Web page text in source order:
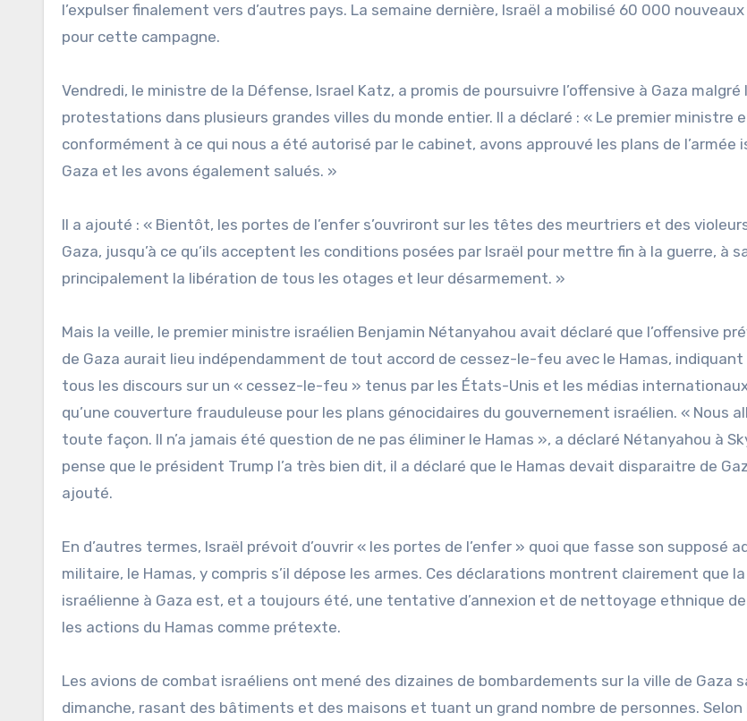
l’expulser finalement vers d’autres pays. La semaine dernière, Israël a mobilisé 60 000
pour cette campagne.
Vendredi, le ministre de la Défense, Israel Katz, a promis de poursuivre l’offensive à Gaza malgré
protestations dans plusieurs grandes villes du monde entier. Il a déclaré : « Le premier ministre
conformément à ce qui nous a été autorisé par le cabinet, avons approuvé les plans de l’armée
Gaza et les avons également salués. »
Il a ajouté : « Bientôt, les portes de l’enfer s’ouvriront sur les têtes des meurtriers et des
Gaza, jusqu’à ce qu’ils acceptent les conditions posées par Israël pour mettre fin à la guerre, à
principalement la libération de tous les otages et leur désarmement. »
Mais la veille, le premier ministre israélien Benjamin Nétanyahou avait déclaré que l’offensive
de Gaza aurait lieu indépendamment de tout accord de cessez-le-feu avec le Hamas,
tous les discours sur un « cessez-le-feu » tenus par les États-Unis et les médias
qu’une couverture frauduleuse pour les plans génocidaires du gouvernement israélien. « Nous
toute façon. Il n’a jamais été question de ne pas éliminer le Hamas », a déclaré Nétanyahou à
pense que le président Trump l’a très bien dit, il a déclaré que le Hamas devait disparaitre de
ajouté.
En d’autres termes, Israël prévoit d’ouvrir « les portes de l’enfer » quoi que fasse son supposé
militaire, le Hamas, y compris s’il dépose les armes. Ces déclarations montrent clairement que
israélienne à Gaza est, et a toujours été, une tentative d’annexion et de nettoyage ethnique
les actions du Hamas comme prétexte.
Les avions de combat israéliens ont mené des dizaines de bombardements sur la ville de Gaza
dimanche, rasant des bâtiments et des maisons et tuant un grand nombre de personnes. Selon